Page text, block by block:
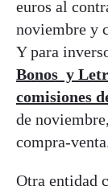
euros al
noviembre y
Y para
Bonos y
comisiones
de
compra-
Otra entidad